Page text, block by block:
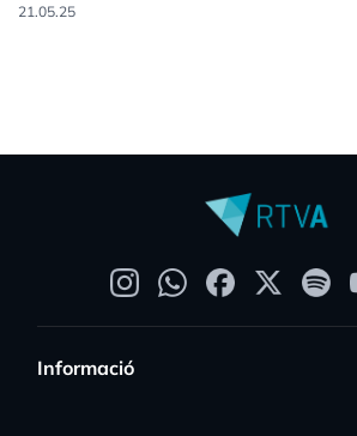
21.05.25
Informació